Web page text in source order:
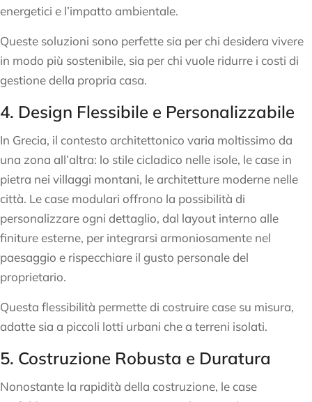
energetici e l’impatto ambientale.
Queste soluzioni sono perfette sia per chi desidera vivere
in modo più sostenibile, sia per chi vuole ridurre i costi di
gestione della propria casa.
4. Design Flessibile e Personalizzabile
In Grecia, il contesto architettonico varia moltissimo da
una zona all’altra: lo stile cicladico nelle isole, le case in
pietra nei villaggi montani, le architetture moderne nelle
città. Le case modulari offrono la possibilità di
personalizzare ogni dettaglio, dal layout interno alle
finiture esterne, per integrarsi armoniosamente nel
paesaggio e rispecchiare il gusto personale del
proprietario.
Questa flessibilità permette di costruire case su misura,
adatte sia a piccoli lotti urbani che a terreni isolati.
5. Costruzione Robusta e Duratura
Nonostante la rapidità della costruzione, le case